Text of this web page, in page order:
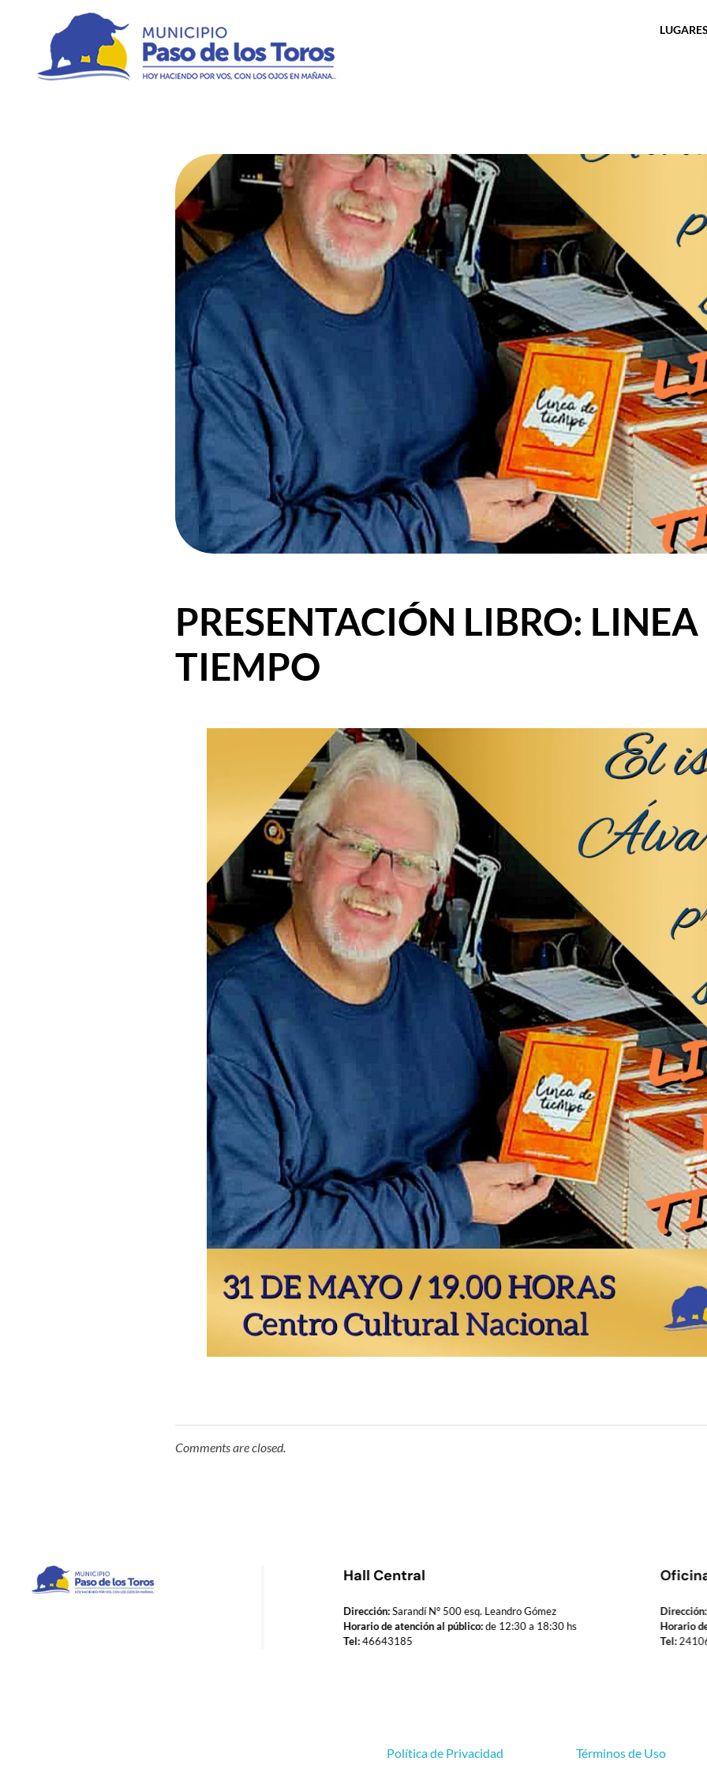
PRESENTACIÓN LIBRO: LINEA
TIEMPO
Comments are closed.
Hall Central
Dirección:Sarandí Nº 500 esq. Leandro Gómez
Horario de atención al público:de 12:30 a 18:30 hs
Tel:46643185
Dirección:
Horario
Tel:
Política de Privacidad Términos de Uso